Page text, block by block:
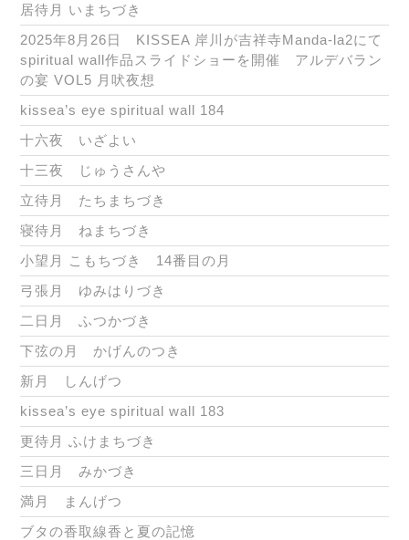
居待月 いまちづき
2025年8月26日 KISSEA 岸川が吉祥寺Manda-la2にて
spiritual wall作品スライドショーを開催 アルデバラン
の宴 VOL5 月吠夜想
kissea’s eye spiritual wall 184
十六夜 いざよい
十三夜 じゅうさんや
立待月 たちまちづき
寝待月 ねまちづき
小望月 こもちづき 14番目の月
弓張月 ゆみはりづき
二日月 ふつかづき
下弦の月 かげんのつき
新月 しんげつ
kissea’s eye spiritual wall 183
更待月 ふけまちづき
三日月 みかづき
満月 まんげつ
ブタの香取線香と夏の記憶